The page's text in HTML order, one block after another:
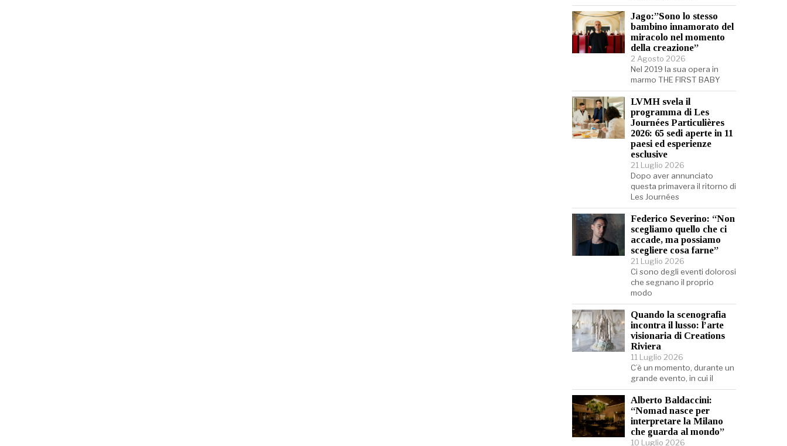
Jago:”Sono lo stesso
bambino innamorato del
miracolo nel momento
della creazione”
2 Agosto 2026
Nel 2019 la sua opera in
marmo THE FIRST BABY
LVMH svela il
programma di Les
Journées Particulières
2026: 65 sedi aperte in 11
paesi ed esperienze
esclusive
21 Luglio 2026
Dopo aver annunciato
questa primavera il ritorno di
Les Journées
Federico Severino: “Non
scegliamo quello che ci
accade, ma possiamo
scegliere cosa farne”
21 Luglio 2026
Ci sono degli eventi dolorosi
che segnano il proprio
modo
Quando la scenografia
incontra il lusso: l’arte
visionaria di Creations
Riviera
11 Luglio 2026
C’è un momento, durante un
grande evento, in cui il
Alberto Baldaccini:
“Nomad nasce per
interpretare la Milano
che guarda al mondo”
10 Luglio 2026